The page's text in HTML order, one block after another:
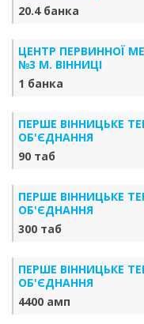
20.4 банка
ЦЕНТР ПЕРВИННОЇ
№3 М. ВІННИЦІ
1 банка
ПЕРШЕ ВІННИЦЬКЕ
ОБ'ЄДНАННЯ
90 таб
ПЕРШЕ ВІННИЦЬКЕ
ОБ'ЄДНАННЯ
300 таб
ПЕРШЕ ВІННИЦЬКЕ
ОБ'ЄДНАННЯ
4400 амп